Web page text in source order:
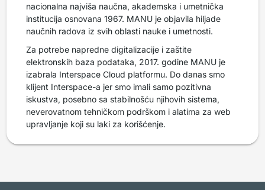
nacionalna najviša naučna, akademska i umetnička
institucija osnovana 1967. MANU je objavila hiljade
naučnih radova iz svih oblasti nauke i umetnosti.
Za potrebe napredne digitalizacije i zaštite
elektronskih baza podataka, 2017. godine MANU je
izabrala Interspace Cloud platformu. Do danas smo
klijent Interspace-a jer smo imali samo pozitivna
iskustva, posebno sa stabilnošću njihovih sistema,
neverovatnom tehničkom podrškom i alatima za web
upravljanje koji su laki za korišćenje.